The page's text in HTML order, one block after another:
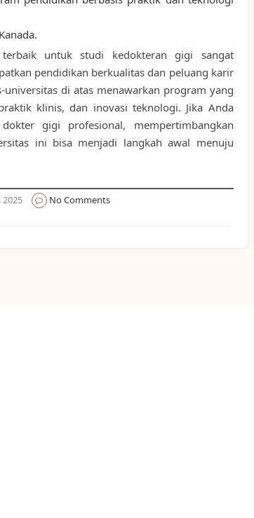
untuk studi kedokteran gigi sangat
pendidikan berkualitas dan peluang karir
universitas di atas menawarkan program yang
klinis, dan inovasi teknologi. Jika Anda
gigi profesional, mempertimbangkan
ini bisa menjadi langkah awal menuju
2025 No Comments